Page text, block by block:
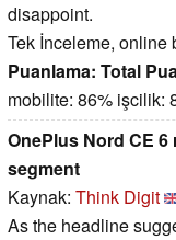
disappoint.
Tek İnceleme, online
Puanlama: Total
mobilite: 86% işcilik:
OnePlus Nord CE
segment
Kaynak: Think Digit
As the headline